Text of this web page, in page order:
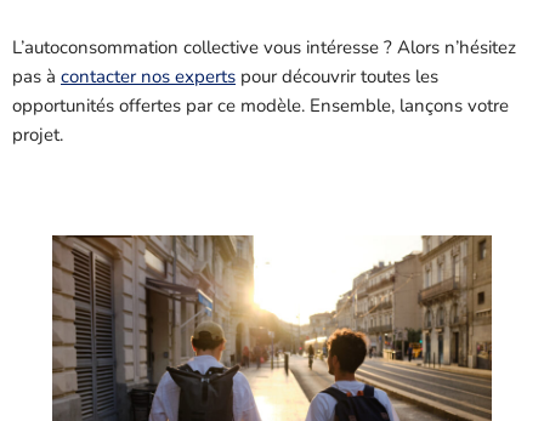
L’autoconsommation collective vous intéresse ? Alors n’hésitez
pas à contacter nos experts pour découvrir toutes les
opportunités offertes par ce modèle. Ensemble, lançons votre
projet.